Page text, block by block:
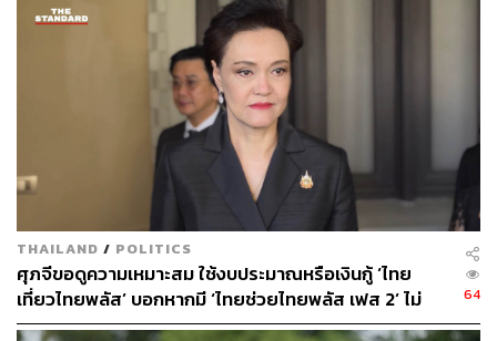
ABOUT THE AUTHOR
สกุลชัย เก่งอนันตานนท์
Content Creator สำนักข่าว THE
STANDARD WEALTH
THAILAND / POLITICS
ศุภจีขอดูความเหมาะสม ใช้งบประมาณหรือเงินกู้ ‘ไทย
เที่ยวไทยพลัส’ บอกหากมี ‘ไทยช่วยไทยพลัส เฟส 2’ ไม่
จำเป็นต้องออกพร้อมกัน
64